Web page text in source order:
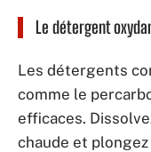
Le détergent
Les détergents
comme le
efficaces.
chaude et